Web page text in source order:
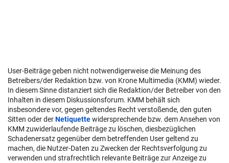
User-Beiträge geben nicht notwendigerweise die Meinung des
Betreibers/der Redaktion bzw. von Krone Multimedia (KMM) wieder.
In diesem Sinne distanziert sich die Redaktion/der Betreiber von den
Inhalten in diesem Diskussionsforum. KMM behält sich
insbesondere vor, gegen geltendes Recht verstoßende, den guten
Sitten oder derNetiquettewidersprechende bzw. dem Ansehen von
KMM zuwiderlaufende Beiträge zu löschen, diesbezüglichen
Schadenersatz gegenüber dem betreffenden User geltend zu
machen, die Nutzer-Daten zu Zwecken der Rechtsverfolgung zu
verwenden und strafrechtlich relevante Beiträge zur Anzeige zu